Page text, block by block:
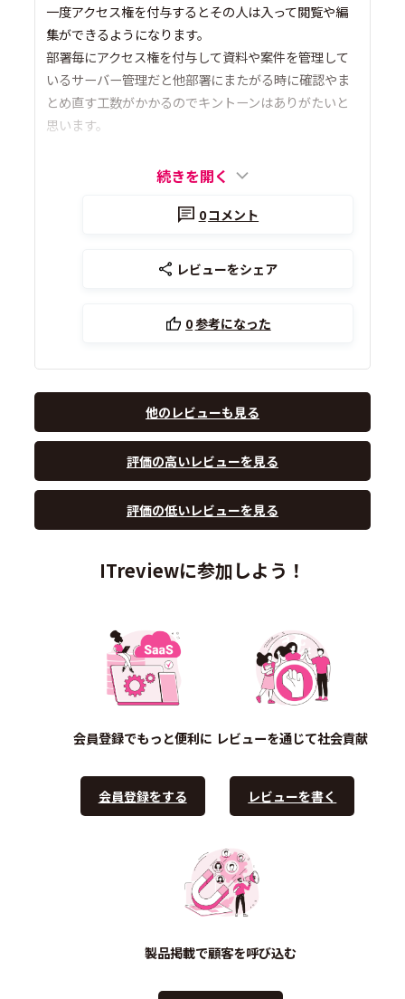
一度アクセス権を付与するとその人は入って閲覧や編
集ができるようになります。
部署毎にアクセス権を付与して資料や案件を管理して
いるサーバー管理だと他部署にまたがる時に確認やま
とめ直す工数がかかるのでキントーンはありがたいと
思います。
続きを開く
0コメント
レビューをシェア
0参考になった
他のレビューも見る
評価の高いレビューを見る
評価の低いレビューを見る
ITreviewに参加しよう！
会員登録でもっと便利に
会員登録をする
レビューを通じて社会貢献
レビューを書く
製品掲載で顧客を呼び込む